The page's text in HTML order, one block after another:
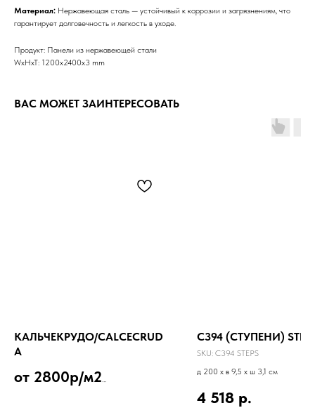
Материал: Нержавеющая сталь — устойчивый к коррозии и загрязнениям, что
гарантирует долговечность и легкость в уходе.
Продукт: Панели из нержавеющей стали
WxHxT: 1200x2400x3 mm
ВАС МОЖЕТ ЗАИНТЕРЕСОВАТЬ
КАЛЬЧЕКРУДО/CALCECRUD
A
от 2800р/м2
C394 (СТУПЕНИ)
SKU: C394 STEPS
д 200 x в 9,5 x ш 3,1 см
4 518 р.